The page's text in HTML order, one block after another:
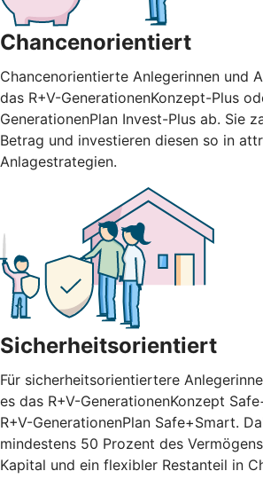
Chancenorientiert
Chancenorientierte Anlegerinnen und
das R+V-GenerationenKonzept-Plus
GenerationenPlan Invest-Plus ab. Sie
Betrag und investieren diesen so in
Anlagestrategien.
Sicherheitsorientiert
Für sicherheitsorientiertere
es das R+V-GenerationenKonzept
R+V-GenerationenPlan Safe+Smart.
mindestens 50 Prozent des
Kapital und ein flexibler Restanteil in